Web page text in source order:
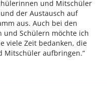
und Mitschüler
der Austausch auf
aus. Auch bei den
und Schülern möchte ich
viele Zeit bedanken, die
aufbringen.“